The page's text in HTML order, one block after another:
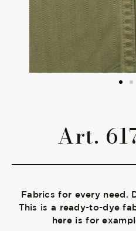
Art.
Fabrics for every need.
This is a ready-to-dye
here is for
The season
The season